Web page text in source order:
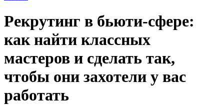
Рекрутинг в бьюти-сфере:
как найти классных
мастеров и сделать так,
чтобы они захотели у вас
работать